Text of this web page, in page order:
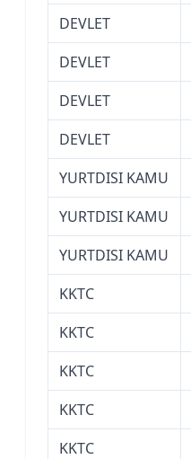
DEVLET
DEVLET
DEVLET
DEVLET
YURTDISI KAMU
YURTDISI KAMU
YURTDISI KAMU
KKTC
KKTC
KKTC
KKTC
KKTC